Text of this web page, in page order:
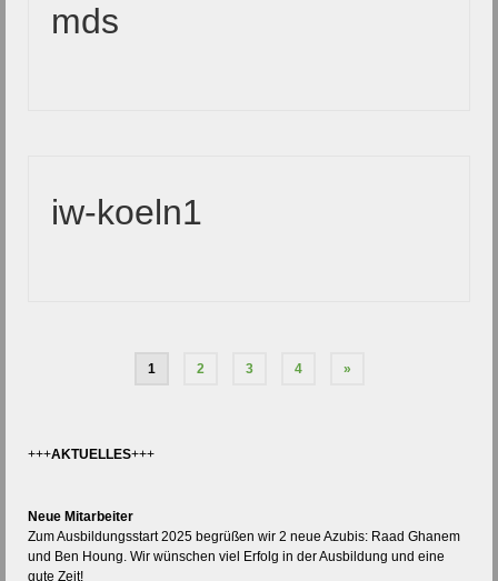
mds
iw-koeln1
1 2 3 4 »
+++AKTUELLES+++
Neue Mitarbeiter
Zum Ausbildungsstart 2025 begrüßen wir 2 neue Azubis: Raad Ghanem
und Ben Houng. Wir wünschen viel Erfolg in der Ausbildung und eine
gute Zeit!